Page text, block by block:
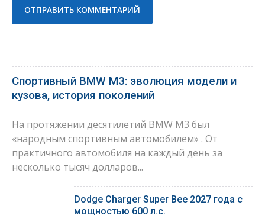
Спортивный BMW M3: эволюция модели и
кузова, история поколений
На протяжении десятилетий BMW M3 был
«народным спортивным автомобилем» . От
практичного автомобиля на каждый день за
несколько тысяч долларов...
Dodge Charger Super Bee 2027 года с
мощностью 600 л.с.